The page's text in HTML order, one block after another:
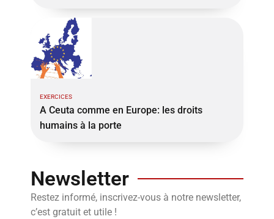
EXERCICES
A Ceuta comme en Europe: les droits
humains à la porte
Newsletter
Restez informé, inscrivez-vous à notre newsletter,
c’est gratuit et utile !